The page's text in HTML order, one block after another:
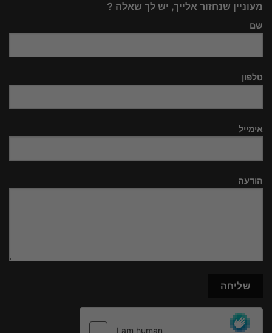
מעוניין שנחזור אלייך, יש לך שאלה ?
שם
טלפון
אימייל
הודעה